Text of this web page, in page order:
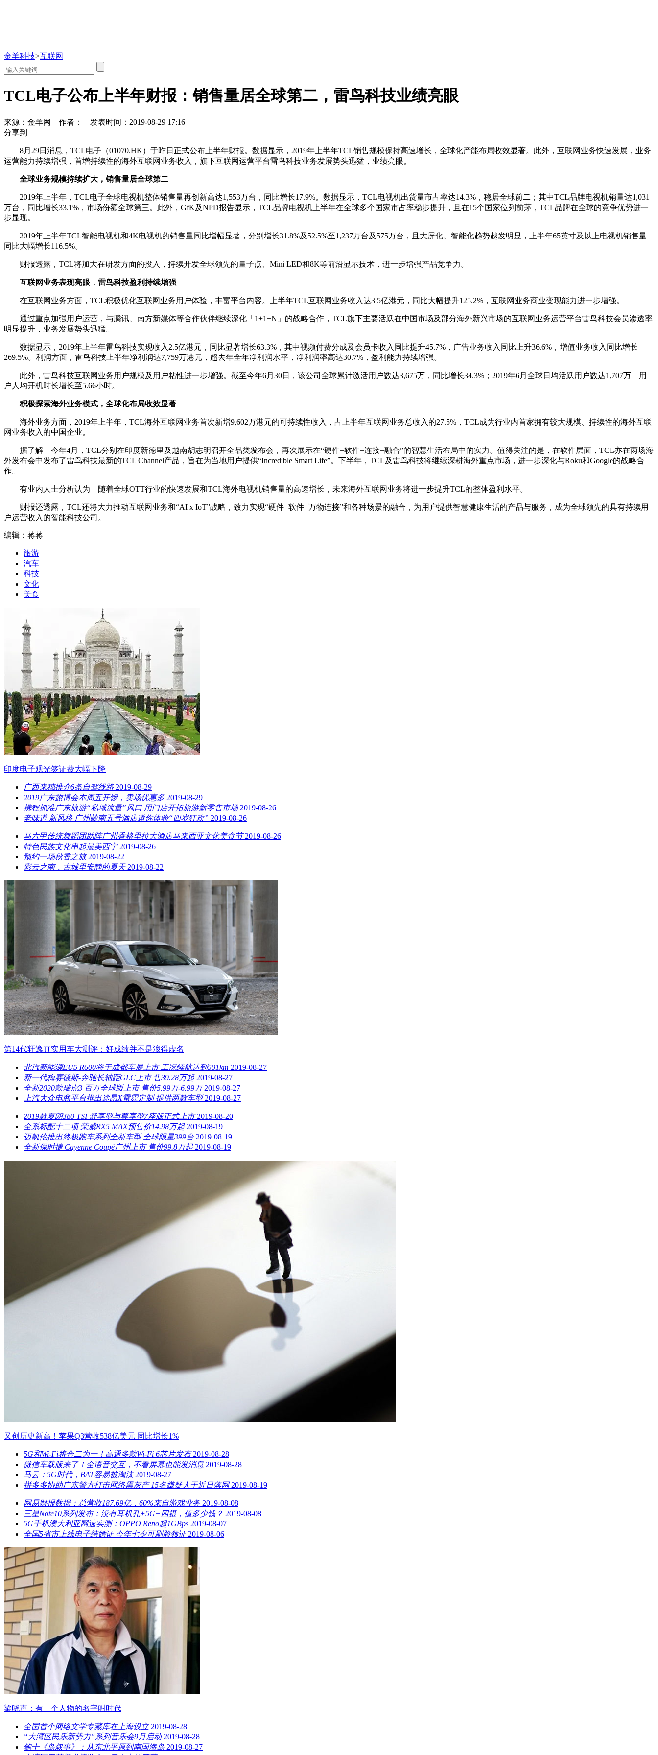
金羊科技>互联网
TCL电子公布上半年财报：销售量居全球第二，雷鸟科技业绩亮眼
来源：金羊网 作者：
发表时间：2019-08-29 17:16
分享到
8月29日消息，TCL电子（01070.HK）于昨日正式公布上半年财报。数据显示，2019年上半年TCL销售规模保持高速增长，全球化产能布局收效显著。此外，互联网业务快速发展，业务
运营能力持续增强，首增持续性的海外互联网业务收入，旗下互联网运营平台雷鸟科技业务发展势头迅猛，业绩亮眼。
全球业务规模持续扩大，销售量居全球第二
2019年上半年，TCL电子全球电视机整体销售量再创新高达1,553万台，同比增长17.9%。数据显示，TCL电视机出货量市占率达14.3%，稳居全球前二；其中TCL品牌电视机销量达1,031
万台，同比增长33.1%，市场份额全球第三。此外，GfK及NPD报告显示，TCL品牌电视机上半年在全球多个国家市占率稳步提升，且在15个国家位列前茅，TCL品牌在全球的竞争优势进一
步显现。
2019年上半年TCL智能电视机和4K电视机的销售量同比增幅显著，分别增长31.8%及52.5%至1,237万台及575万台，且大屏化、智能化趋势越发明显，上半年65英寸及以上电视机销售量
同比大幅增长116.5%。
财报透露，TCL将加大在研发方面的投入，持续开发全球领先的量子点、Mini LED和8K等前沿显示技术，进一步增强产品竞争力。
互联网业务表现亮眼，雷鸟科技盈利持续增强
在互联网业务方面，TCL积极优化互联网业务用户体验，丰富平台内容。上半年TCL互联网业务收入达3.5亿港元，同比大幅提升125.2%，互联网业务商业变现能力进一步增强。
通过重点加强用户运营，与腾讯、南方新媒体等合作伙伴继续深化「1+1+N」的战略合作，TCL旗下主要活跃在中国市场及部分海外新兴市场的互联网业务运营平台雷鸟科技会员渗透率
明显提升，业务发展势头迅猛。
数据显示，2019年上半年雷鸟科技实现收入2.5亿港元，同比显著增长63.3%，其中视频付费分成及会员卡收入同比提升45.7%，广告业务收入同比上升36.6%，增值业务收入同比增长
269.5%。利润方面，雷鸟科技上半年净利润达7,759万港元，超去年全年净利润水平，净利润率高达30.7%，盈利能力持续增强。
此外，雷鸟科技互联网业务用户规模及用户粘性进一步增强。截至今年6月30日，该公司全球累计激活用户数达3,675万，同比增长34.3%；2019年6月全球日均活跃用户数达1,707万，用
户人均开机时长增长至5.66小时。
积极探索海外业务模式，全球化布局收效显著
海外业务方面，2019年上半年，TCL海外互联网业务首次新增9,602万港元的可持续性收入，占上半年互联网业务总收入的27.5%，TCL成为行业内首家拥有较大规模、持续性的海外互联
网业务收入的中国企业。
据了解，今年4月，TCL分别在印度新德里及越南胡志明召开全品类发布会，再次展示在“硬件+软件+连接+融合”的智慧生活布局中的实力。值得关注的是，在软件层面，TCL亦在两场海
外发布会中发布了雷鸟科技最新的TCL Channel产品，旨在为当地用户提供“Incredible Smart Life”。下半年，TCL及雷鸟科技将继续深耕海外重点市场，进一步深化与Roku和Google的战略合
作。
有业内人士分析认为，随着全球OTT行业的快速发展和TCL海外电视机销售量的高速增长，未来海外互联网业务将进一步提升TCL的整体盈利水平。
财报还透露，TCL还将大力推动互联网业务和“AI x IoT”战略，致力实现“硬件+软件+万物连接”和各种场景的融合，为用户提供智慧健康生活的产品与服务，成为全球领先的具有持续用
户运营收入的智能科技公司。
编辑：蒋蒋
旅游
汽车
科技
文化
美食
印度电子观光签证费大幅下降
广西来穗推介6条自驾线路 2019-08-29
2019广东旅博会本周五开锣，卖场优惠多 2019-08-29
携程抓准广东旅游“私域流量”风口 用门店开拓旅游新零售市场 2019-08-26
老味道 新风格 广州岭南五号酒店邀你体验“四岁狂欢” 2019-08-26
马六甲传统舞蹈团助阵广州香格里拉大酒店马来西亚文化美食节 2019-08-26
特色民族文化串起最美西宁 2019-08-26
预约一场秋香之旅 2019-08-22
彩云之南，古城里安静的夏天 2019-08-22
第14代轩逸真实用车大测评：好成绩并不是浪得虚名
北汽新能源EU5 R600将于成都车展上市 工况续航达到501km 2019-08-27
​新一代梅赛德斯-奔驰长轴距GLC上市 售39.28万起 2019-08-27
全新2020款瑞虎3 百万全球版上市 售价5.99万-6.99万 2019-08-27
上汽大众电商平台推出途昂X雷霆定制 提供两款车型 2019-08-27
2019款夏朗380 TSI 舒享型与尊享型7座版正式上市 2019-08-20
全系标配十二项 荣威RX5 MAX预售价14.98万起 2019-08-19
迈凯伦推出终极跑车系列全新车型 全球限量399台 2019-08-19
全新保时捷 Cayenne Coupé广州上市 售价99.8万起 2019-08-19
又创历史新高！苹果Q3营收538亿美元 同比增长1%
5G和Wi-Fi将合二为一！高通多款Wi-Fi 6芯片发布 2019-08-28
微信车载版来了！全语音交互，不看屏幕也能发消息 2019-08-28
马云：5G时代，BAT容易被淘汰 2019-08-27
拼多多协助广东警方打击网络黑灰产 15名嫌疑人于近日落网 2019-08-19
网易财报数据：总营收187.69亿，60%来自游戏业务 2019-08-08
三星Note10系列发布：没有耳机孔+5G+四摄，值多少钱？ 2019-08-08
5G手机澳大利亚网速实测：OPPO Reno超1GBps 2019-08-07
全国5省市上线电子结婚证 今年七夕可刷脸领证 2019-08-06
梁晓声：有一个人物的名字叫时代
全国首个网络文学专藏库在上海设立 2019-08-28
“大湾区民乐新势力”系列音乐会9月启动 2019-08-28
鲍十《岛叙事》：从东北平原到南国海岛 2019-08-27